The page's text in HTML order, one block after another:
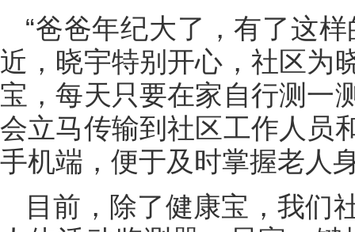
“爸爸年纪大了，有了这
近，晓宇特别开心，社区为
宝，每天只要在家自行测一
会立马传输到社区工作人员
手机端，便于及时掌握老人
目前，除了健康宝，我们